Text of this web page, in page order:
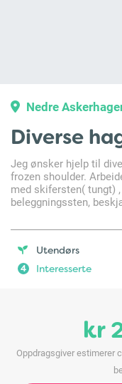
Nedre
Diverse
Jeg ønsker hjelp til
frozen shoulder.
med skifersten( tungt)
beleggningssten,
Utendørs
4 Interesserte
kr
Oppdragsgiver estimerer